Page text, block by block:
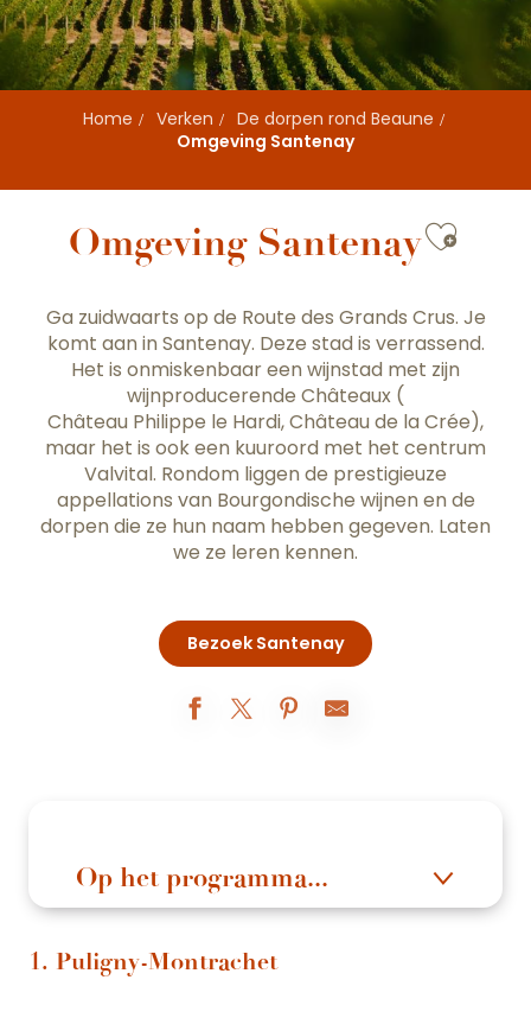
Home Verken
De dorpen rond Beaune
Omgeving Santenay
Omgeving Santenay
Ga zuidwaarts op de Route des Grands Crus. Je
komt aan in Santenay. Deze stad is verrassend.
Het is onmiskenbaar een wijnstad met zijn
wijnproducerende Châteaux (
Château Philippe le Hardi,Château de la Crée),
maar het is ook een kuuroord met het centrum
Valvital. Rondom liggen de prestigieuze
appellations van Bourgondische wijnen en de
dorpen die ze hun naam hebben gegeven. Laten
we ze leren kennen.
Bezoek Santenay
Op het programma...
1. Puligny-Montrachet